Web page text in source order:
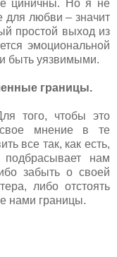
циничны. Но я не
для любви – значит
простой выход из
эмоциональной
быть уязвимыми.
границы.
того, чтобы это
мнение в те
все так, как есть,
нам
забыть о своей
либо отстоять
нами границы.